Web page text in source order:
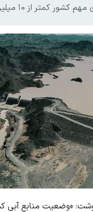
برآورد می شود.»
«وضعیت منابع